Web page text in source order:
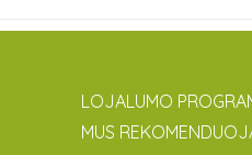
LOJALUMO
MUS